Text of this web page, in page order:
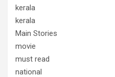
kerala
kerala
Main Stories
movie
must read
national